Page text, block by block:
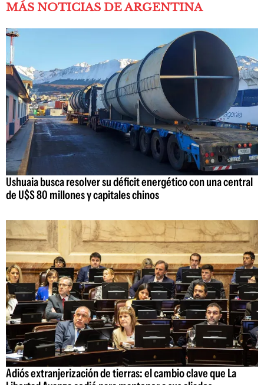
MÁS NOTICIAS DE ARGENTINA
Ushuaia busca resolver su déficit energético con una central
de U$S 80 millones y capitales chinos
Adiós extranjerización de tierras: el cambio clave que La